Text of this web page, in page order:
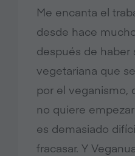
Me encanta el
desde hace
después de haber
vegetariana que
por el veganismo,
no quiere
es demasiado
fracasar. Y